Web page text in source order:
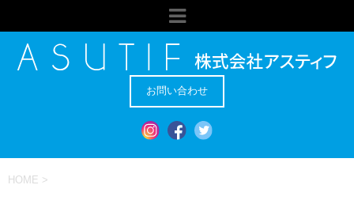
お問い合わせ
HOME >